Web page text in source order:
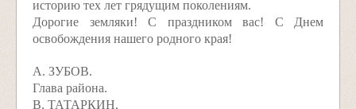
историю тех лет грядущим поколениям.
Дорогие земляки! С праздником вас! С Днем
освобождения нашего родного края!
А. ЗУБОВ.
Глава района.
В. ТАТАРКИН.